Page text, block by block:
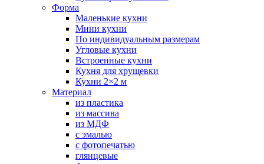
Форма
Маленькие кухни
Мини кухни
По индивидуальным размерам
Угловые кухни
Встроенные кухни
Кухня для хрущевки
Кухни 2×2 м
Материал
из пластика
из массива
из МДФ
с эмалью
с фотопечатью
глянцевые